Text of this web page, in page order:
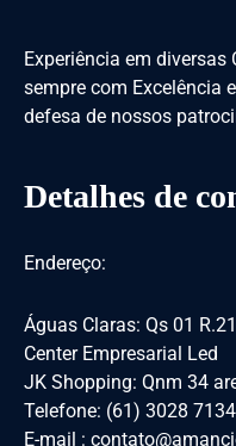
Experiência em
sempre com Excelência
defesa de nossos
Detalhes de
Endereço:
Águas Claras: Qs 01
Center Empresarial Led
JK Shopping: Qnm 34
Telefone: (61) 3028 7134
E-mail :